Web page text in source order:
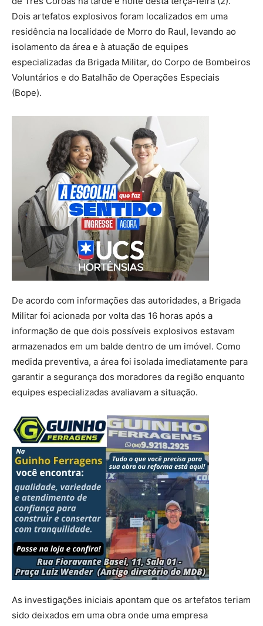
Dois artefatos explosivos foram localizados em uma
residência na localidade de Morro do Raul, levando ao
isolamento da área e à atuação de equipes
especializadas da Brigada Militar, do Corpo de Bombeiros
Voluntários e do Batalhão de Operações Especiais
(Bope).
De acordo com informações das autoridades, a Brigada
Militar foi acionada por volta das 16 horas após a
informação de que dois possíveis explosivos estavam
armazenados em um balde dentro de um imóvel. Como
medida preventiva, a área foi isolada imediatamente para
garantir a segurança dos moradores da região enquanto
equipes especializadas avaliavam a situação.
As investigações iniciais apontam que os artefatos teriam
sido deixados em uma obra onde uma empresa